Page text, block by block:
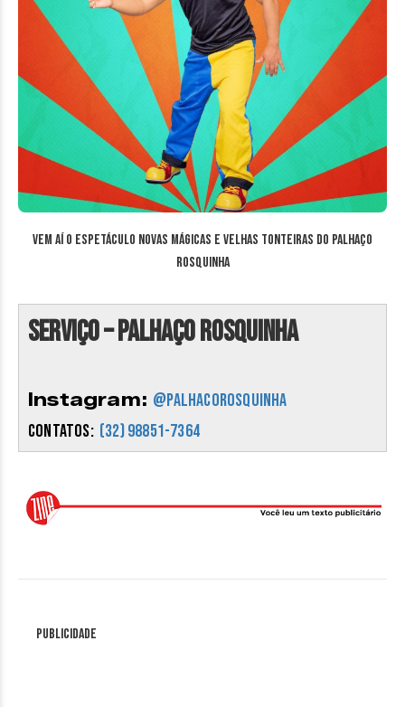
Vem aí o espetáculo Novas Mágicas e Velhas Tonteiras do Palhaço
Rosquinha
Serviço – Palhaço Rosquinha
Instagram: @palhacorosquinha
Contatos: (32) 98851-7364
Publicidade